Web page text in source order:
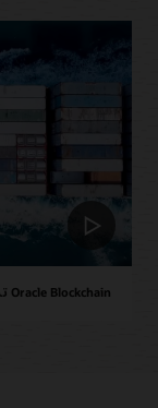
Oracle Blockchain تساعد CargoSmart في تحويل الشحن (1:03)